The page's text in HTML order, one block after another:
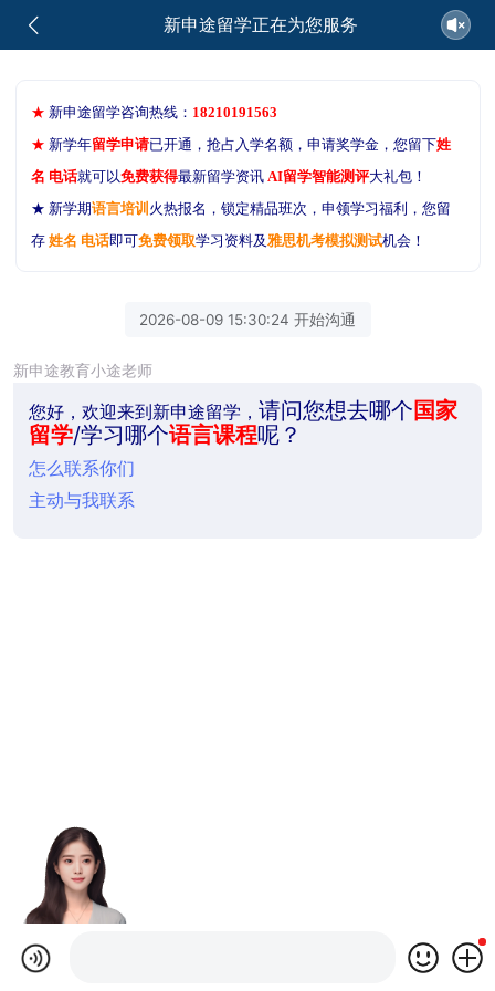
新申途留学正在为您服务
★ 新申途留学咨询热线： 18210191563
★ 新学年留学申请已开通，抢占入学名额，申请奖学金，您留下姓
名 电话就可以免费获得最新留学资讯 AI留学智能测评大礼包！
★ 新学期语言培训 火热报名，锁定精品班次，申领学习福利，您留
存姓名 电话即可免费领取学习资料及雅思机考模拟测试机会！
2026-08-09 15:30:24 开始沟通
新申途教育小途老师
您好，欢迎来到新申途留学， 请问您想去哪个国家
留学/学习哪个语言课程呢？
怎么联系你们
主动与我联系